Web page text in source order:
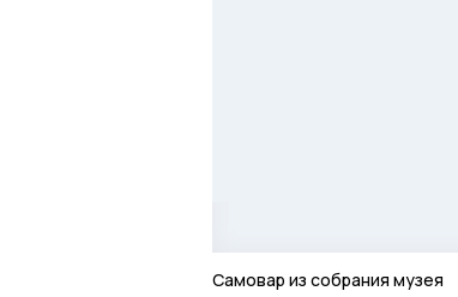
Самовар из собрания музея